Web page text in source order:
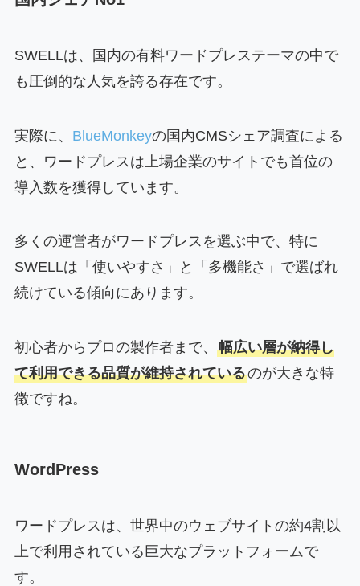
SWELLは、国内の有料ワードプレステーマの中で
も圧倒的な人気を誇る存在です。
実際に、 BlueMonkeyの国内CMSシェア調査による
と、ワードプレスは上場企業のサイトでも首位の
導入数を獲得しています。
多くの運営者がワードプレスを選ぶ中で、特に
SWELLは「使いやすさ」と「多機能さ」で選ばれ
続けている傾向にあります。
初心者からプロの製作者まで、 幅広い層が納得し
て利用できる品質が維持されているのが大きな特
徴ですね。
WordPress
ワードプレスは、世界中のウェブサイトの約4割以
上で利用されている巨大なプラットフォームで
す。